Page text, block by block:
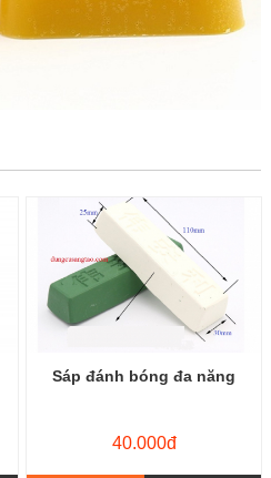
Sáp đánh bóng đa năng
40.000đ